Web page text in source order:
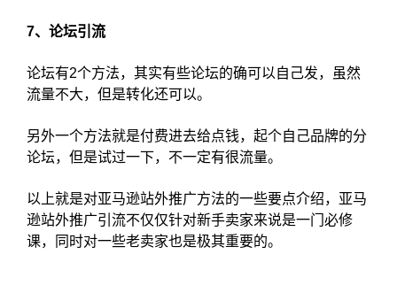
7、论坛引流
论坛有2个方法，其实有些论坛的确可以自己发，虽然
流量不大，但是转化还可以。
另外一个方法就是付费进去给点钱，起个自己品牌的分
论坛，但是试过一下，不一定有很流量。
以上就是对亚马逊站外推广方法的一些要点介绍，亚马
逊站外推广引流不仅仅针对新手卖家来说是一门必修
课，同时对一些老卖家也是极其重要的。